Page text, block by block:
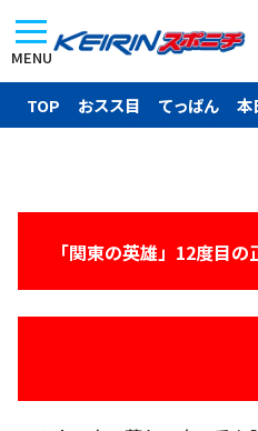
MENU
TOP おスス目 てっぱん 本
「関東の英雄」12度目の